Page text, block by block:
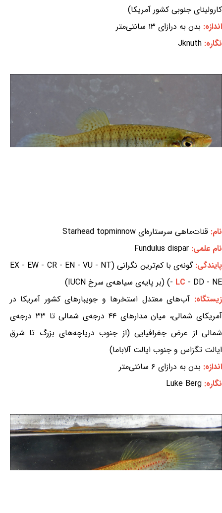
کارولینای جنوبی کشور آمریکا)
اندازه: بدن به درازای ۱۳ سانتی‌متر
نگاره: Jknuth
نام: قنات‌ماهی سرستاره‌ای Starhead topminnow
نام علمی: Fundulus dispar
پایندگی:
گونه‌ی با کم‌ترین نگرانی (EX - EW - CR - EN - VU - NT
- LC - DD - NE) (بر پایه‌ی سیاهه‌ی سرخ IUCN)
زیستگاه: آب‌های معتدل استخرها و جویبارهای کشور آمریکا در
آمریکای شمالی، میان مدارهای ۴۴ درجه‌ی شمالی تا ۳۳ درجه‌ی
شمالی از عرض جغرافیایی (از جنوب دریاچه‌های بزرگ تا شرق
ایالت تگزاس و جنوب ایالت آلاباما)
اندازه: بدن به درازای ۶ سانتی‌متر
نگاره: Luke Berg